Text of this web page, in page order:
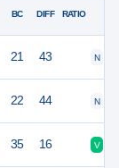
BC DIFF RATIO
21 43 N
22 44 N
35 16 V